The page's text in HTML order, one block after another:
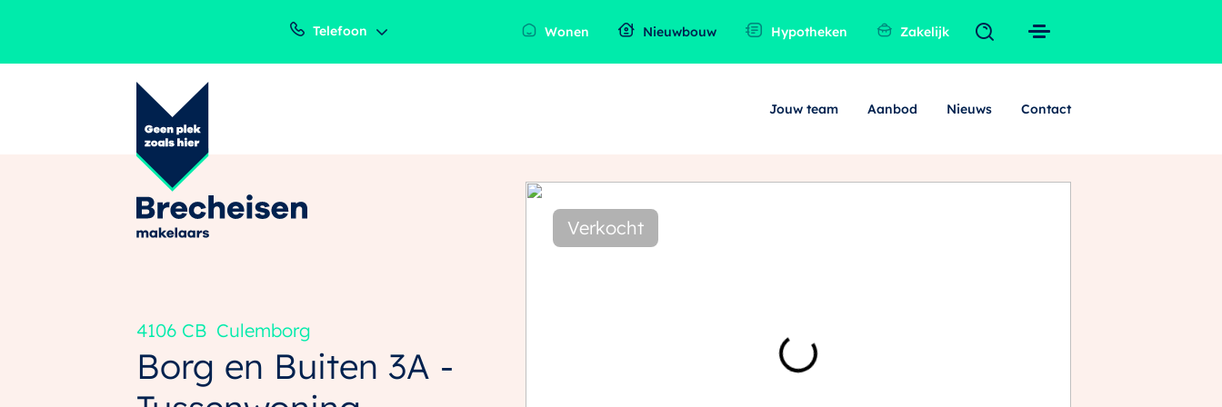
Telefoon Wonen Nieuwbouw Hypotheken Zakelijk
Jouw team Aanbod Nieuws Contact
Verkocht
Borg en Buiten 3A -
4106 CB Culemborg